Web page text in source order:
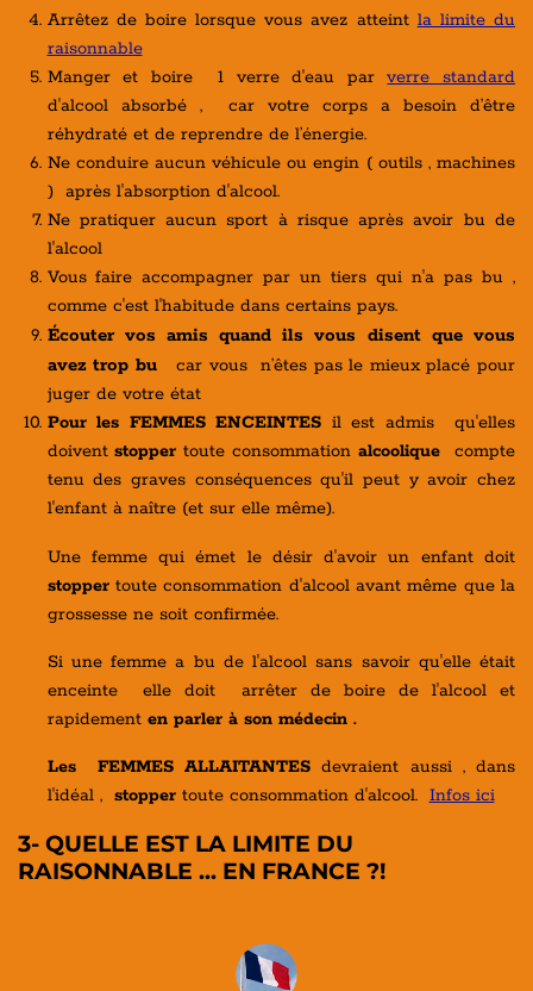
Arrêtez de boire lorsque vous avez atteint la limite du
raisonnable
Manger et boire 1 verre d'eau parverre standard
d'alcool absorbé , car votre corps a besoin d’être
réhydraté et de reprendre de l’énergie.
Ne conduire aucun véhicule ou engin ( outils , machines
) après l'absorption d'alcool.
Ne pratiquer aucun sport à risque après avoir bu de
l'alcool
Vous faire accompagner par un tiers qui n'a pas bu ,
comme c'est l'habitude dans certains pays.
Écouter vos amis quand ils vous disent que vous
avez trop bucar vous n’êtes pas le mieux placé pour
juger de votre état
Pour les FEMMES ENCEINTES il est admis qu'elles
doiventstoppertoute consommation alcoolique
compte
tenu des graves conséquences qu'il peut y avoir chez
l'enfant à naître (et sur elle même).
Une femme qui émet le désir d'avoir un enfant doit
stopper toute consommation d'alcool avant même que la
grossesse ne soit confirmée.
Si une femme a bu de l'alcool sans savoir qu'elle était
enceinte elle doit arrêter de boire de l'alcool et
rapidement en parler à son médecin .
Les FEMMES ALLAITANTESdevraient aussi , dans
l'idéal , stoppertoute consommation d'alcool. Infos ici
3- QUELLE EST LA LIMITE DU
RAISONNABLE ... EN FRANCE ?!